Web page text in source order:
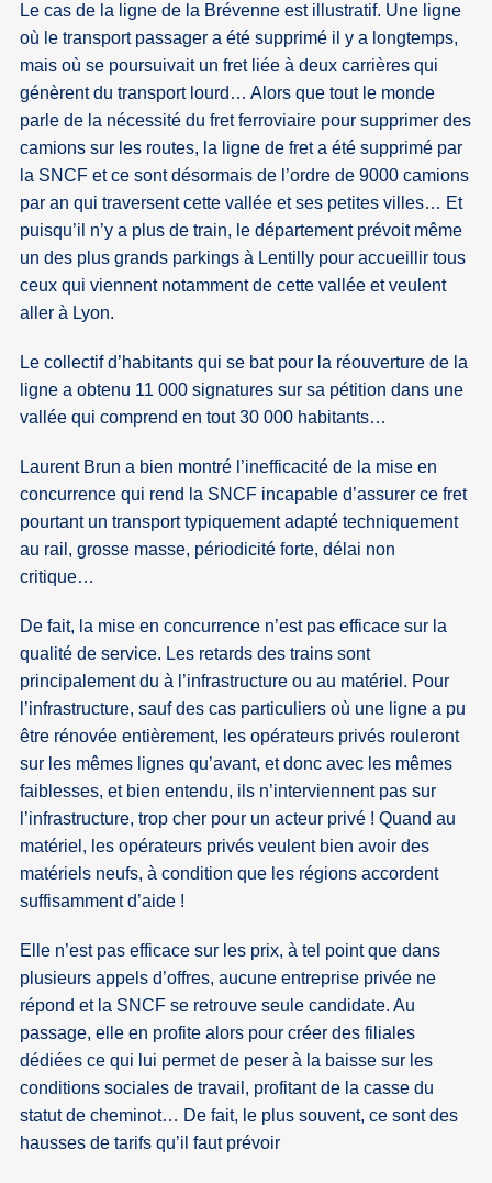
Le cas de la ligne de la Brévenne est illustratif. Une ligne
où le transport passager a été supprimé il y a longtemps,
mais où se poursuivait un fret liée à deux carrières qui
génèrent du transport lourd… Alors que tout le monde
parle de la nécessité du fret ferroviaire pour supprimer des
camions sur les routes, la ligne de fret a été supprimé par
la SNCF et ce sont désormais de l’ordre de 9000 camions
par an qui traversent cette vallée et ses petites villes… Et
puisqu’il n’y a plus de train, le département prévoit même
un des plus grands parkings à Lentilly pour accueillir tous
ceux qui viennent notamment de cette vallée et veulent
aller à Lyon.
Le collectif d’habitants qui se bat pour la réouverture de la
ligne a obtenu 11 000 signatures sur sa pétition dans une
vallée qui comprend en tout 30 000 habitants…
Laurent Brun a bien montré l’inefficacité de la mise en
concurrence qui rend la SNCF incapable d’assurer ce fret
pourtant un transport typiquement adapté techniquement
au rail, grosse masse, périodicité forte, délai non
critique…
De fait, la mise en concurrence n’est pas efficace sur la
qualité de service. Les retards des trains sont
principalement du à l’infrastructure ou au matériel. Pour
l’infrastructure, sauf des cas particuliers où une ligne a pu
être rénovée entièrement, les opérateurs privés rouleront
sur les mêmes lignes qu’avant, et donc avec les mêmes
faiblesses, et bien entendu, ils n’interviennent pas sur
l’infrastructure, trop cher pour un acteur privé ! Quand au
matériel, les opérateurs privés veulent bien avoir des
matériels neufs, à condition que les régions accordent
suffisamment d’aide !
Elle n’est pas efficace sur les prix, à tel point que dans
plusieurs appels d’offres, aucune entreprise privée ne
répond et la SNCF se retrouve seule candidate. Au
passage, elle en profite alors pour créer des filiales
dédiées ce qui lui permet de peser à la baisse sur les
conditions sociales de travail, profitant de la casse du
statut de cheminot… De fait, le plus souvent, ce sont des
hausses de tarifs qu’il faut prévoir